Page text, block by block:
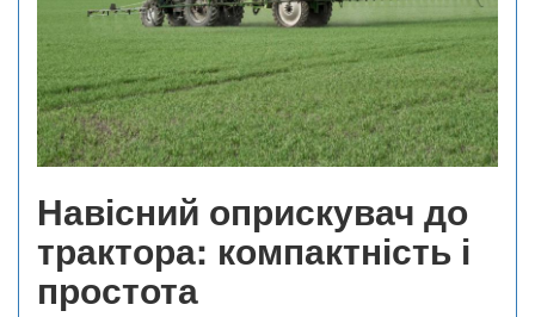
Навісний оприскувач до
трактора: компактність і
простота